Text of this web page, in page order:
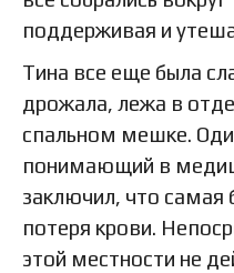
поддерживая и
Тина все еще была
дрожала, лежа в
спальном мешке.
понимающий в
заключил, что самая
потеря крови.
этой местности не